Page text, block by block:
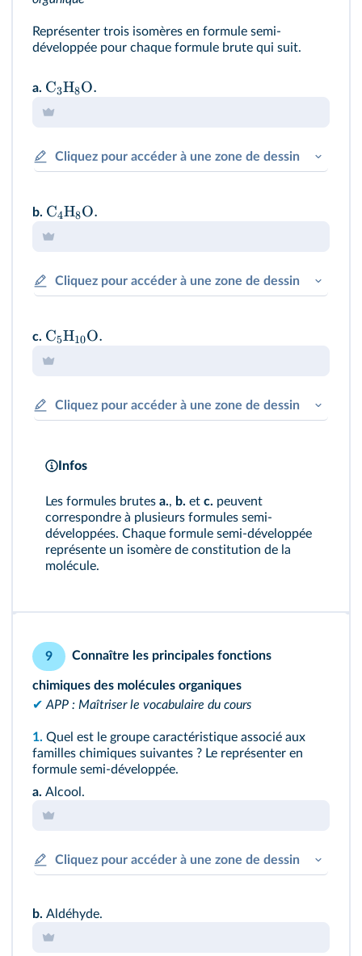
Représenter trois isomères en formule semi-
développée pour chaque formule brute qui suit.
a. C3H8O.
Cliquez pour accéder à une zone de dessin
b. C4H8O.
Cliquez pour accéder à une zone de dessin
c. C5H10O.
Cliquez pour accéder à une zone de dessin
Infos
Les formules brutes a., b. et c. peuvent
correspondre à plusieurs formules semi-
développées. Chaque formule semi-développée
représente un isomère de constitution de la
molécule.
9 Connaître les principales fonctions
chimiques des molécules organiques
✔ APP : Maîtriser le vocabulaire du cours
1. Quel est le groupe caractéristique associé aux
familles chimiques suivantes ? Le représenter en
formule semi-développée.
a. Alcool.
Cliquez pour accéder à une zone de dessin
b. Aldéhyde.